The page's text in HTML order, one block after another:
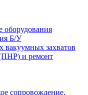
оборудования
Б/У
вакуумных захватов
и ремонт
сопровождение.